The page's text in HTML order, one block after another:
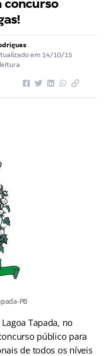
concurso
em 14/10/15
PB
Tapada, no
público para
de todos os níveis